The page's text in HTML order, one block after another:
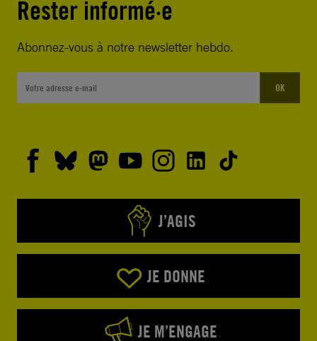
Rester informé·e
Abonnez-vous à notre newsletter hebdo.
OK
J’AGIS
JE DONNE
JE M’ENGAGE